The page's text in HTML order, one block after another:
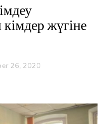
жүгіне
26, 2020
b
e